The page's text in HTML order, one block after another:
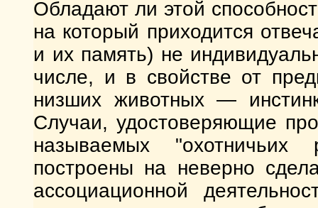
Обладают ли этой
на который приходится
и их память) не
числе, и в свойстве от
низших животных —
Случаи, удостоверяющие
называемых
построены на неверно
ассоциационной